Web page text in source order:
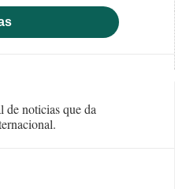
de noticias que da